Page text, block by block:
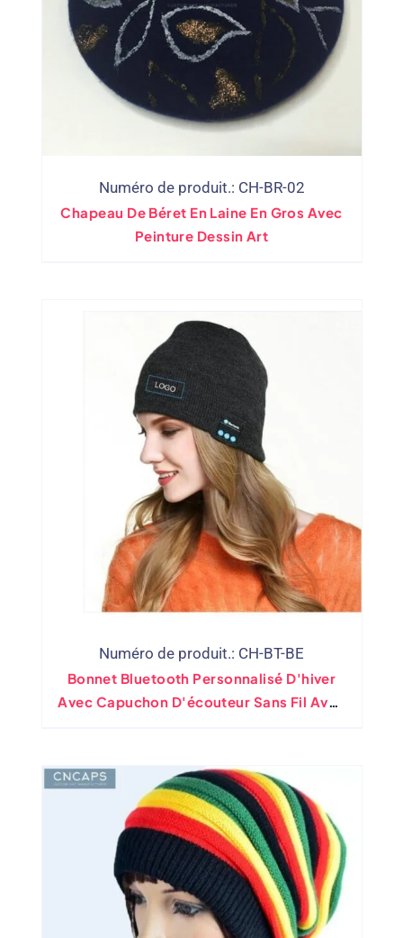
Numéro de produit.: CH-BR-02
Chapeau De Béret En Laine En Gros Avec
Peinture Dessin Art
Numéro de produit.: CH-BT-BE
Bonnet Bluetooth Personnalisé D'hiver
Avec Capuchon D'écouteur Sans Fil Avec